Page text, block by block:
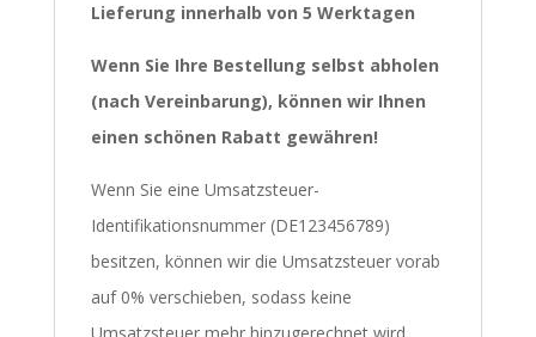
Lieferung innerhalb von 5 Werktagen
Wenn Sie Ihre Bestellung selbst abholen
(nach Vereinbarung), können wir Ihnen
einen schönen Rabatt gewähren!
Wenn Sie eine Umsatzsteuer-
Identifikationsnummer (DE123456789)
besitzen, können wir die Umsatzsteuer vorab
auf 0% verschieben, sodass keine